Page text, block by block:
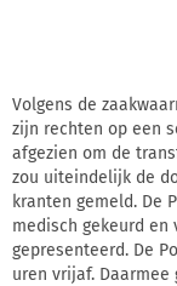
Volgens de
zijn rechten op een
afgezien om de
zou uiteindelijk de
kranten gemeld. De
medisch gekeurd en
gepresenteerd. De
uren vrijaf. Daarmee